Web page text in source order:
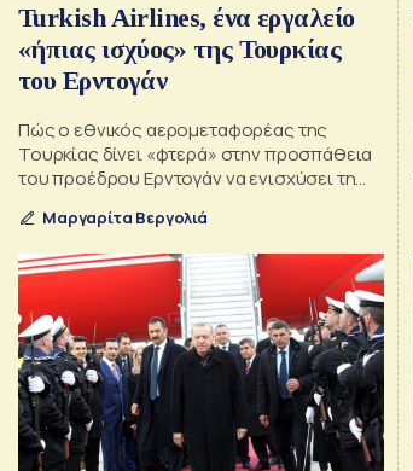
Turkish Airlines, ένα εργαλείο
«ήπιας ισχύος» της Τουρκίας
του Ερντογάν
Πώς ο εθνικός αερομεταφορέας της
Τουρκίας δίνει «φτερά» στην προσπάθεια
του προέδρου Ερντογάν να ενισχύσει τη
Μαργαρίτα Βεργολιά